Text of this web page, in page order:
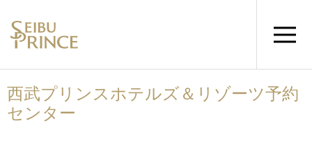
西武プリンスホテルズ＆リゾーツ予約
センター